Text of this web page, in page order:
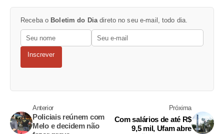
Receba o Boletim do Dia direto no seu e-mail, todo dia.
Inscrever
Anterior
Policiais reúnem com
Melo e decidem não
Próxima
Com salários de até R$
9,5 mil, Ufam abre